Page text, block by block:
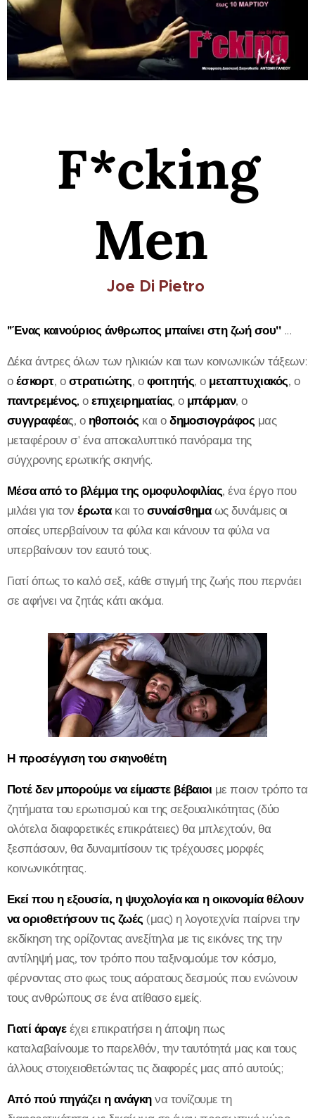
F*cking
Men
Joe Di Pietro
''Ένας καινούριος άνθρωπος μπαίνει στη ζωή σου''...
Δέκα άντρες όλων των ηλικιών και των κοινωνικών τάξεων:
οέσκορτ, οστρατιώτης, οφοιτητής, ο μεταπτυχιακός, ο
παντρεμένος, οεπιχειρηματίας, ο μπάρμαν, ο
συγγραφέας, ο ηθοποιός και οδημοσιογράφος μας
μεταφέρουν σ' ένα αποκαλυπτικό πανόραμα της
σύγχρονης ερωτικής σκηνής.
Μέσα από το βλέμμα της ομοφυλοφιλίας, ένα έργο που
μιλάει για τονέρωτακαι τοσυναίσθημαως δυνάμεις οι
οποίες υπερβαίνουν τα φύλα και κάνουν τα φύλα να
υπερβαίνουν τον εαυτό τους.
Γιατί όπως το καλό σεξ, κάθε στιγμή της ζωής που περνάει
σε αφήνει να ζητάς κάτι ακόμα.
H προσέγγιση του σκηνοθέτη
Ποτέ δεν μπορούμε να είμαστε βέβαιοι με ποιον τρόπο τα
ζητήματα του ερωτισμού και της σεξουαλικότητας (δύο
ολότελα διαφορετικές επικράτειες) θα μπλεχτούν, θα
ξεσπάσουν, θα δυναμιτίσουν τις τρέχουσες μορφές
κοινωνικότητας.
Εκεί που η εξουσία, η ψυχολογία και η οικονομία θέλουν
να οριοθετήσουν τις ζωές (μας) η λογοτεχνία παίρνει την
εκδίκηση της ορίζοντας ανεξίτηλα με τις εικόνες της την
αντίληψή μας, τον τρόπο που ταξινομούμε τον κόσμο,
φέρνοντας στο φως τους αόρατους δεσμούς που ενώνουν
τους ανθρώπους σε ένα ατίθασο εμείς.
Γιατί άραγεέχει επικρατήσει η άποψη πως
καταλαβαίνουμε το παρελθόν, την ταυτότητά μας και τους
άλλους στοιχειοθετώντας τις διαφορές μας από αυτούς;
Από πού πηγάζει η ανάγκηνα τονίζουμε τη